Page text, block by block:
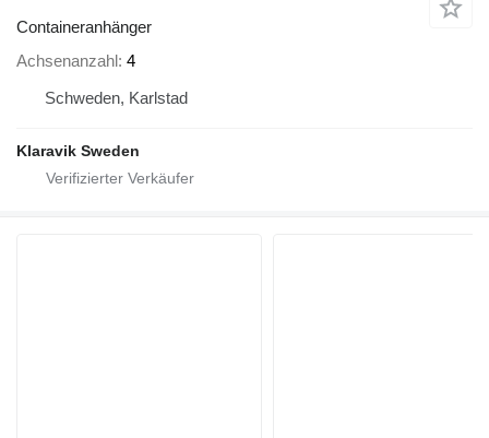
Containeranhänger
Achsenanzahl 4
Schweden, Karlstad
Klaravik Sweden